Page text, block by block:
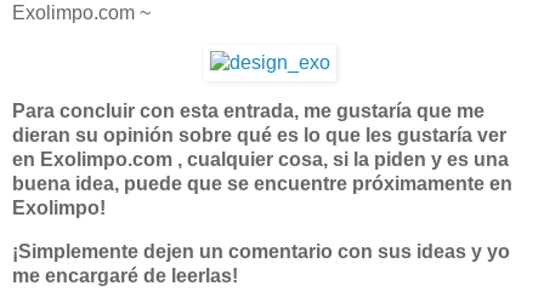
Exolimpo.com ~
Para concluir con esta entrada, me gustaría que me
dieran su opinión sobre qué es lo que les gustaría ver
en Exolimpo.com , cualquier cosa, si la piden y es una
buena idea, puede que se encuentre próximamente en
Exolimpo!
¡Simplemente dejen un comentario con sus ideas y yo
me encargaré de leerlas!